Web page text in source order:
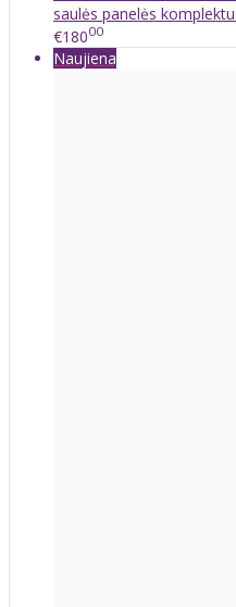
saulės panelės
€18000
Naujiena